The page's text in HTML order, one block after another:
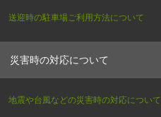
送迎時の駐車場ご利用方法について
災害時の対応について
地震や台風などの災害時の対応について